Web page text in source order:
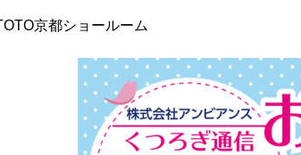
京都ショールーム